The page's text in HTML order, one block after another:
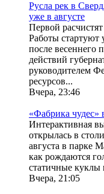
Русла рек в
уже в августе
Первой
Работы стартуют
после весеннего
действий
руководителем
ресурсов...
Вчера, 23:46
«Фабрика чудес»
Интерактивная
открылась в
августа в парке
как рождаются
статичные куклы
Вчера, 21:05